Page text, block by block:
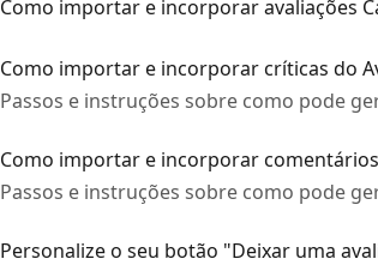
Como importar e incorporar avaliações
Como importar e incorporar críticas do
Passos e instruções sobre como pode
Como importar e incorporar
Passos e instruções sobre como pode
Personalize o seu botão "Deixar uma